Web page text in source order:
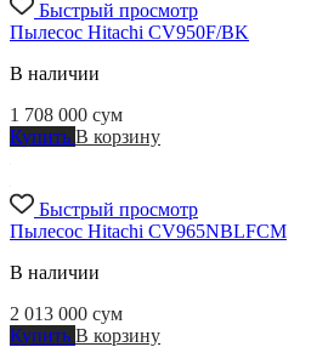
Быстрый просмотр
Пылесос Hitachi CV950F/BK
В наличии
1 708 000 сум
Купить В корзину
Быстрый просмотр
Пылесос Hitachi CV965NBLFCM
В наличии
2 013 000 сум
Купить В корзину